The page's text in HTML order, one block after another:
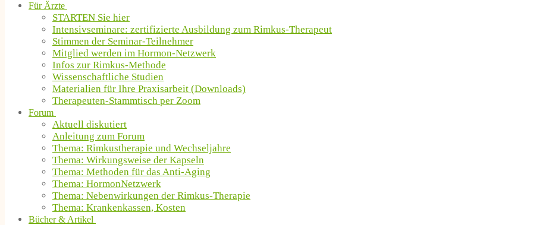
Für Ärzte
STARTEN Sie hier
Intensivseminare: zertifizierte Ausbildung zum Rimkus-Therapeut
Stimmen der Seminar-Teilnehmer
Mitglied werden im Hormon-Netzwerk
Infos zur Rimkus-Methode
Wissenschaftliche Studien
Materialien für Ihre Praxisarbeit (Downloads)
Therapeuten-Stammtisch per Zoom
Forum
Aktuell diskutiert
Anleitung zum Forum
Thema: Rimkustherapie und Wechseljahre
Thema: Wirkungsweise der Kapseln
Thema: Methoden für das Anti-Aging
Thema: HormonNetzwerk
Thema: Nebenwirkungen der Rimkus-Therapie
Thema: Krankenkassen, Kosten
Bücher & Artikel